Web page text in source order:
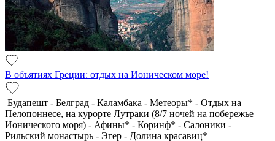
В объятиях Греции: отдых на Ионическом море!
Будапешт - Белград - Каламбака - Метеоры* - Отдых на
Пелопоннесе, на курорте Лутраки (8/7 ночей на побережье
Ионического моря) - Афины* - Коринф* - Салоники -
Рильский монастырь - Эгер - Долина красавиц*